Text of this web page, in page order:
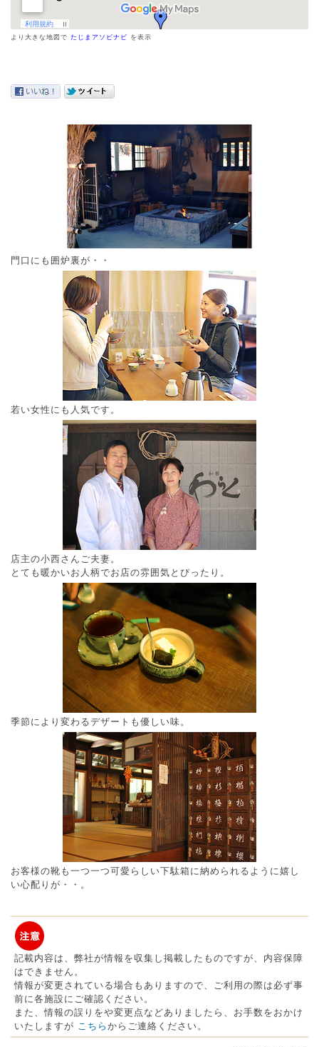
より大きな地図で たじまアソビナビ を表示
門口にも囲炉裏が・・
若い女性にも人気です。
店主の小西さんご夫妻。
とても暖かいお人柄でお店の雰囲気とぴったり。
季節により変わるデザートも優しい味。
お客様の靴も一つ一つ可愛らしい下駄箱に納められるように嬉し
い心配りが・・。
記載内容は、弊社が情報を収集し掲載したものですが、内容保障
はできません。
情報が変更されている場合もありますので、ご利用の際は必ず事
前に各施設にご確認ください。
また、情報の誤りをや変更点などありましたら、お手数をおかけ
いたしますが こちら からご連絡ください。